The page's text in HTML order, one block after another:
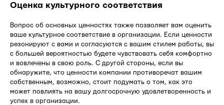
Оценка культурного соответствия
Вопрос об основных ценностях также позволяет вам оценить
ваше культурное соответствие в организации. Если ценности
резонируют с вами и согласуются с вашим стилем работы, вы
с большей вероятностью будете чувствовать себя комфортно
и вовлечены в свою роль. С другой стороны, если вы
обнаружите, что ценности компании противоречат вашим
собственным, возможно, стоит подумать о том, как это
может повлиять на вашу долгосрочную удовлетворенность и
успех в организации.